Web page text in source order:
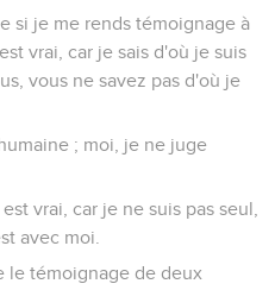
si je me rends témoignage à
vrai, car je sais d'où je suis
vous ne savez pas d'où je
; moi, je ne juge
vrai, car je ne suis pas seul,
avec moi.
le témoignage de deux